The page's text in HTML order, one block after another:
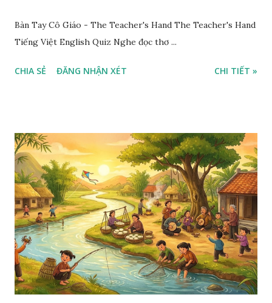
Bàn Tay Cô Giáo - The Teacher's Hand The Teacher's Hand
Tiếng Việt English Quiz Nghe đọc thơ ...
CHIA SẺ ĐĂNG NHẬN XÉT CHI TIẾT »